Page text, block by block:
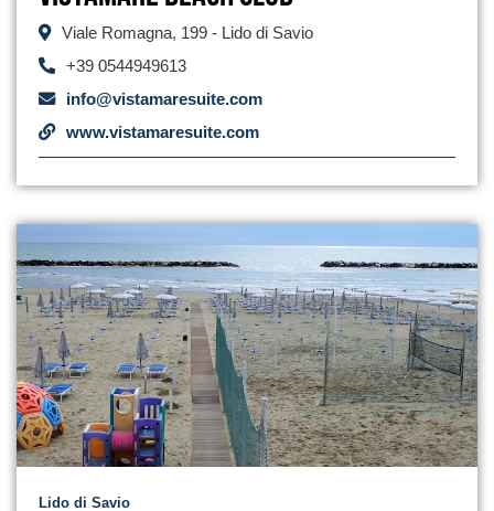
Viale Romagna, 199 - Lido di Savio
+39 0544949613
info@vistamaresuite.com
www.vistamaresuite.com
Lido di Savio